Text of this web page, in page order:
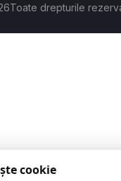
Toate drepturile
cookie